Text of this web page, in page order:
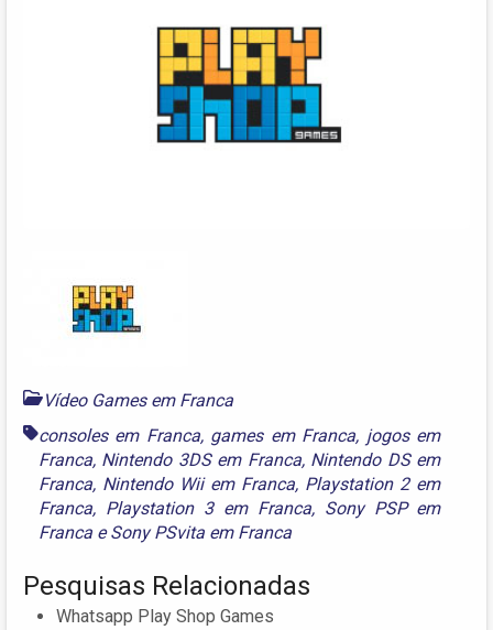
Vídeo Games em Franca
consoles em Franca, games em Franca, jogos em
Franca, Nintendo 3DS em Franca, Nintendo DS em
Franca, Nintendo Wii em Franca, Playstation 2 em
Franca, Playstation 3 em Franca, Sony PSP em
Franca eSony PSvita em Franca
Pesquisas Relacionadas
Whatsapp Play Shop Games